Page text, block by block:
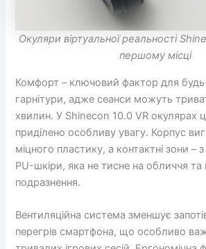
Окуляри віртуальної реальності
першому місці
Комфорт – ключовий фактор для
гарнітури, адже сеанси можуть
хвилин. У Shinecon 10.0 VR окулярах
приділено особливу увагу. Корпус
міцного пластику, а контактні зони –
PU-шкіри, яка не тисне на обличчя та
подразнення.
Вентиляційна система зменшує
перегрів смартфона, що особливо